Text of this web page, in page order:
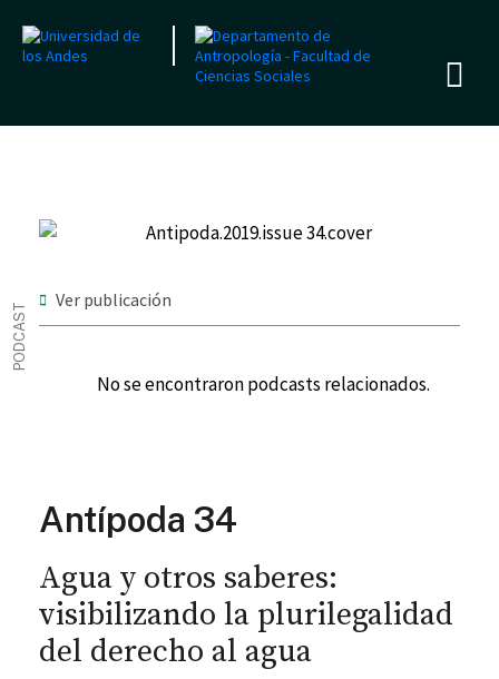
Ver publicación
PODCAST
No se encontraron podcasts relacionados.
Antípoda 34
Agua y otros saberes:
visibilizando la plurilegalidad
del derecho al agua